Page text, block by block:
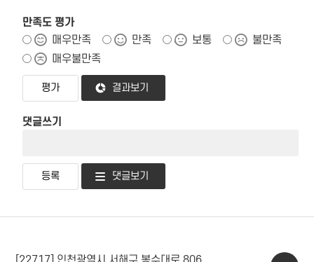
만족도 평가
매우만족
만족 보통
불만족
매우불만족
결과보기
댓글쓰기
댓글보기